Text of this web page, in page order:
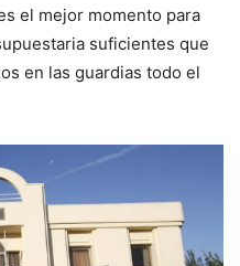
el mejor momento para
suficientes que
en las guardias todo el